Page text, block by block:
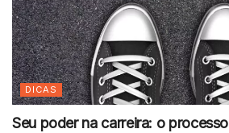
DICAS
Seu poder na carreira: o